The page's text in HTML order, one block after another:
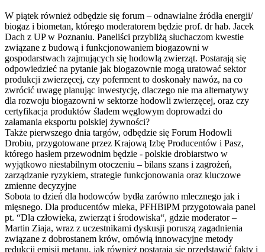
W piątek również odbędzie się forum – odnawialne źródła energii/
biogaz i biometan, którego moderatorem będzie prof. dr hab. Jacek
Dach z UP w Poznaniu. Paneliści przybliżą słuchaczom kwestie
związane z budową i funkcjonowaniem biogazowni w
gospodarstwach zajmujących się hodowlą zwierząt. Postarają się
odpowiedzieć na pytanie jak biogazownie mogą uratować sektor
produkcji zwierzęcej, czy poferment to doskonały nawóz, na co
zwrócić uwagę planując inwestycję, dlaczego nie ma alternatywy
dla rozwoju biogazowni w sektorze hodowli zwierzęcej, oraz czy
certyfikacja produktów śladem węglowym doprowadzi do
załamania eksportu polskiej żywności?
Także pierwszego dnia targów, odbędzie się Forum Hodowli
Drobiu, przygotowane przez Krajową Izbę Producentów i Pasz,
którego hasłem przewodnim będzie - polskie drobiarstwo w
wyjątkowo niestabilnym otoczeniu – bilans szans i zagrożeń,
zarządzanie ryzykiem, strategie funkcjonowania oraz kluczowe
zmienne decyzyjne
Sobota to dzień dla hodowców bydła zarówno mlecznego jak i
mięsnego. Dla producentów mleka, PFHBiPM przygotowała panel
pt. “Dla człowieka, zwierząt i środowiska“, gdzie moderator –
Martin Ziaja, wraz z uczestnikami dyskusji poruszą zagadnienia
związane z dobrostanem krów, omówią innowacyjne metody
redukcji emisji metanu, jak również postarają się przedstawić fakty i